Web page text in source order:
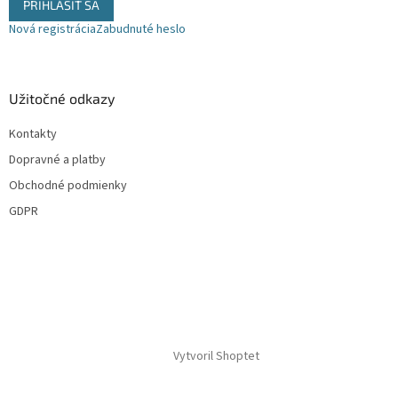
PRIHLÁSIŤ SA
Nová registráciaZabudnuté heslo
Užitočné odkazy
Kontakty
Dopravné a platby
Obchodné podmienky
GDPR
Vytvoril Shoptet